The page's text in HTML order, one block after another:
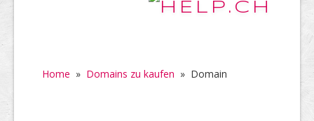
Home » Domains zu kaufen » Domain